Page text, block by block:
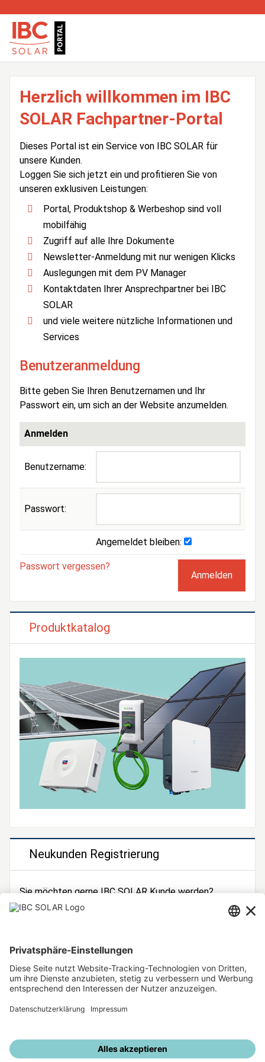
Herzlich willkommen im IBC
SOLAR Fachpartner-Portal
Dieses Portal ist ein Service von IBC SOLAR für
unsere Kunden.
Loggen Sie sich jetzt ein und profitieren Sie von
unseren exklusiven Leistungen:
Portal, Produktshop & Werbeshop sind voll
mobilfähig
Zugriff auf alle Ihre Dokumente
Newsletter-Anmeldung mit nur wenigen Klicks
Auslegungen mit dem PV Manager
Kontaktdaten Ihrer Ansprechpartner bei IBC
SOLAR
und viele weitere nützliche Informationen und
Services
Benutzeranmeldung
Bitte geben Sie Ihren Benutzernamen und Ihr
Passwort ein, um sich an der Website anzumelden.
Anmelden
Benutzername:
Passwort:
Angemeldet bleiben:
Passwort vergessen?
Produktkatalog
Neukunden Registrierung
Sie möchten gerne IBC SOLAR Kunde werden?
Dann registrieren Sie sich jetzt!
Unsere weiteren Angebote
IBC SOLAR Webseite